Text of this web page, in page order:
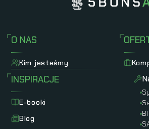
O NAS
Kim jesteśmy
INSPIRACJE
E-booki
Blog